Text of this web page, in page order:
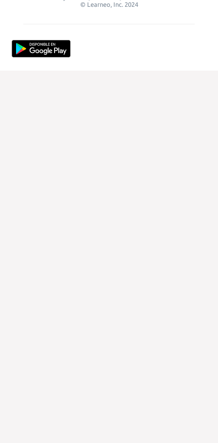
© Learneo, Inc. 2024